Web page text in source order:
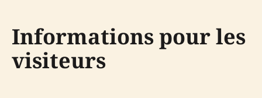
Informations pour les
visiteurs